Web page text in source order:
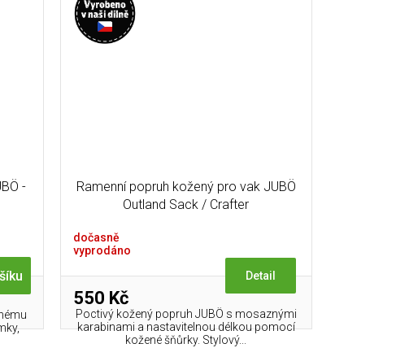
-
Ramenní popruh kožený pro vak JUBÖ
Outland Sack / Crafter
dočasně
vyprodáno
550 Kč
Detail
Poctivý kožený popruh JUBÖ s mosaznými
karabinami a nastavitelnou délkou pomocí
kožené šňůrky. Stylový...